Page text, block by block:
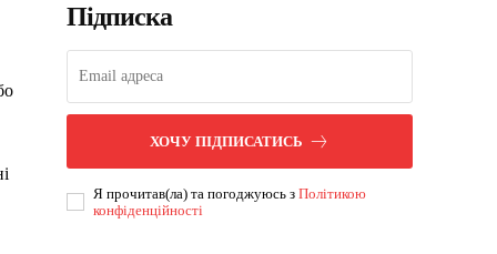
Підписка
ХОЧУ ПІДПИСАТИСЬ
Я прочитав(ла) та погоджуюсь зПолітикою
конфіденційності